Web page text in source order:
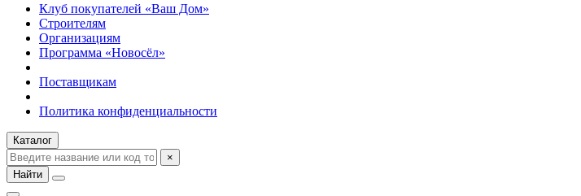
Клуб покупателей «Ваш Дом»
Строителям
Организациям
Программа «Новосёл»
Поставщикам
Политика конфиденциальности
Каталог
×
Найти